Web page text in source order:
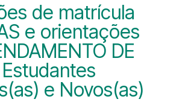
de matrícula
e orientações
DE
e Novos(as)